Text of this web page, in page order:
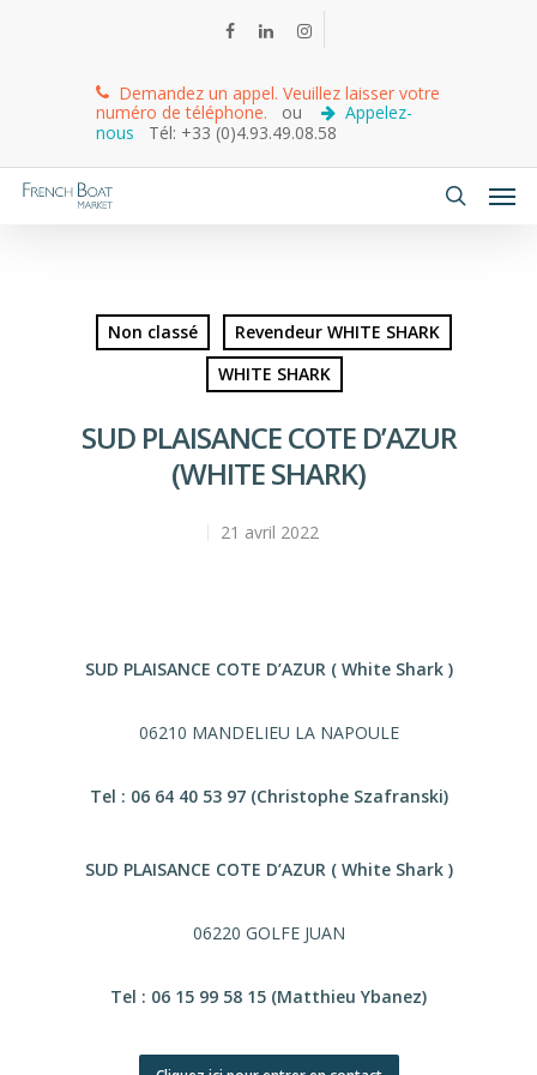
Demandez un appel. Veuillez laisser votre
numéro de téléphone. ou
Appelez-
nous
Tél: +33 (0)4.93.49.08.58
Non classé
Revendeur WHITE SHARK
WHITE SHARK
SUD PLAISANCE COTE D’AZUR
(WHITE SHARK)
21 avril 2022
SUD PLAISANCE COTE D’AZUR ( White Shark )
06210 MANDELIEU LA NAPOULE
Tel : 06 64 40 53 97 (Christophe Szafranski)
SUD PLAISANCE COTE D’AZUR ( White Shark )
06220 GOLFE JUAN
Tel : 06 15 99 58 15 (Matthieu Ybanez)